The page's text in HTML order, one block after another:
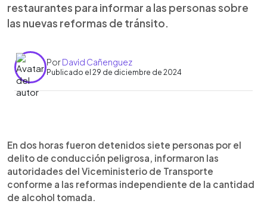
restaurantes para informar a las personas sobre
las nuevas reformas de tránsito.
PorDavid Cañenguez
Publicado el 29 de diciembre de 2024
► Escuchar artículo
En dos horas fueron detenidos siete personas por el
delito de conducción peligrosa, informaron las
autoridades del Viceministerio de Transporte
conforme a las reformas independiente de la cantidad
de alcohol tomada.